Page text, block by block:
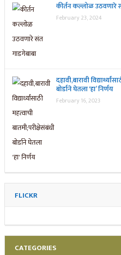
कीर्तन कल्लोळ उठवणारे
February 23, 2024
दहावी,बारावी
बोर्डाने घेतला ‘हा’ निर्णय
February 16, 2023
FLICKR
CATEGORIES